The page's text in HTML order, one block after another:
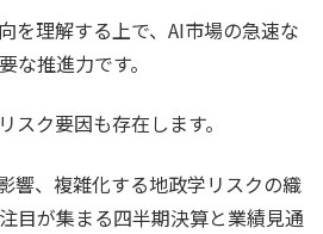
を理解する上で、AI市場の急速な
な推進力です。
スク要因も存在します。
響、複雑化する地政学リスクの織
目が集まる四半期決算と業績見通